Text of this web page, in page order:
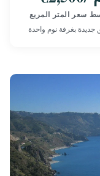
سعر المتر المربع
بغرفة نوم واحدة